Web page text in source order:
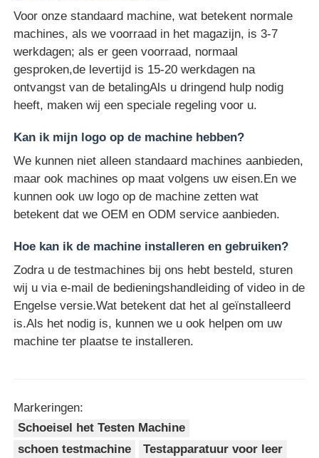
Voor onze standaard machine, wat betekent normale
machines, als we voorraad in het magazijn, is 3-7
werkdagen; als er geen voorraad, normaal
gesproken,de levertijd is 15-20 werkdagen na
ontvangst van de betalingAls u dringend hulp nodig
heeft, maken wij een speciale regeling voor u.
Kan ik mijn logo op de machine hebben?
We kunnen niet alleen standaard machines aanbieden,
maar ook machines op maat volgens uw eisen.En we
kunnen ook uw logo op de machine zetten wat
betekent dat we OEM en ODM service aanbieden.
Hoe kan ik de machine installeren en gebruiken?
Zodra u de testmachines bij ons hebt besteld, sturen
wij u via e-mail de bedieningshandleiding of video in de
Engelse versie.Wat betekent dat het al geïnstalleerd
is.Als het nodig is, kunnen we u ook helpen om uw
machine ter plaatse te installeren.
Markeringen:
Schoeisel het Testen Machine
schoen testmachine
Testapparatuur voor leer